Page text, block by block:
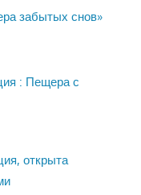
забытых снов»
: Пещера с
открыта